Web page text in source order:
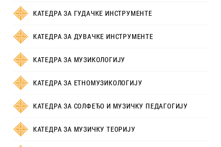
КАТЕДРА ЗА ГУДАЧКЕ ИНСТРУМЕНТЕ
КАТЕДРА ЗА ДУВАЧКЕ ИНСТРУМЕНТЕ
КАТЕДРА ЗА МУЗИКОЛОГИЈУ
КАТЕДРА ЗА ЕТНОМУЗИКОЛОГИЈУ
КАТЕДРА ЗА СОЛФЕЂО И МУЗИЧКУ ПЕДАГОГИЈУ
КАТЕДРА ЗА МУЗИЧКУ ТЕОРИЈУ